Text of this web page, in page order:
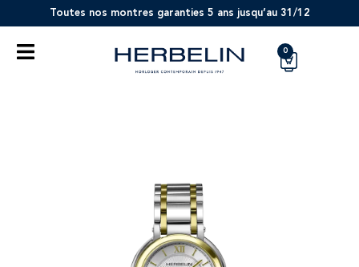
Toutes nos montres garanties 5 ans jusqu’au 31/12
0